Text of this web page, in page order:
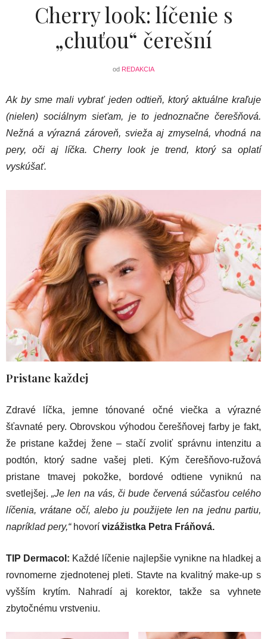
Cherry look: líčenie s
„chuťou“ čerešní
od REDAKCIA
Ak by sme mali vybrať jeden odtieň, ktorý aktuálne kraľuje
(nielen) sociálnym sieťam, je to jednoznačne čerešňová.
Nežná a výrazná zároveň, svieža aj zmyselná, vhodná na
pery, oči aj líčka. Cherry look je trend, ktorý sa oplatí
vyskúšať.
Pristane každej
Zdravé líčka, jemne tónované očné viečka a výrazné
šťavnaté pery. Obrovskou výhodou čerešňovej farby je fakt,
že pristane každej žene – stačí zvoliť správnu intenzitu a
podtón, ktorý sadne vašej pleti. Kým čerešňovo-ružová
pristane tmavej pokožke, bordové odtiene vyniknú na
svetlejšej.„Je len na vás, či bude červená súčasťou celého
líčenia, vrátane očí, alebo ju použijete len na jednu partiu,
napríklad pery,“ hovorí vizážistka Petra Fráňová.
TIP Dermacol: Každé líčenie najlepšie vynikne na hladkej a
rovnomerne zjednotenej pleti. Stavte na kvalitný make-up s
vyšším krytím. Nahradí aj korektor, takže sa vyhnete
zbytočnému vrstveniu.